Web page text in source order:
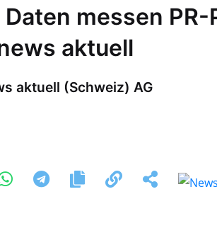
messen PR-
aktuell
aktuell (Schweiz) AG